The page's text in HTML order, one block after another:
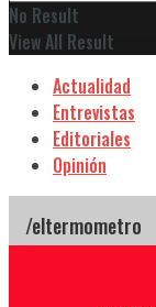
No Result
View All Result
Actualidad
Entrevistas
Editoriales
Opinión